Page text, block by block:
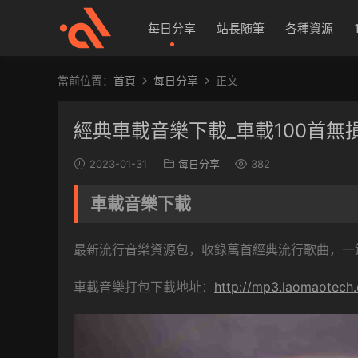
每日分享 站長随筆 各種資源
當前位置： 首頁 每日分享 正文
經典車載音樂下載_車載100首無
2023-01-31 每日分享 382
車載音樂下載
最新流行音樂資源包，收錄萬首經典流行歌曲，
車載音樂打包下載地址： http://